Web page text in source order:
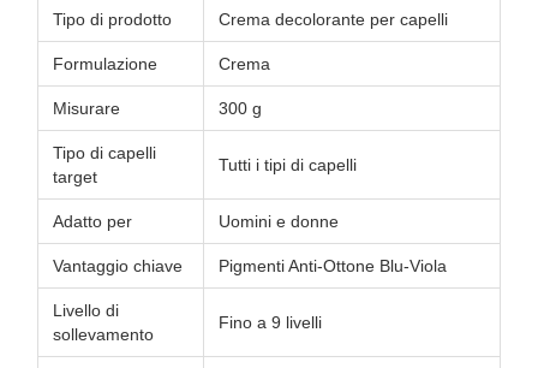
Tipo di prodotto Crema decolorante per capelli
Formulazione Crema
Misurare 300 g
Tipo di capelli
target
Tutti i tipi di capelli
Adatto per Uomini e donne
Vantaggio chiave Pigmenti Anti-Ottone Blu-Viola
Livello di
sollevamento
Fino a 9 livelli